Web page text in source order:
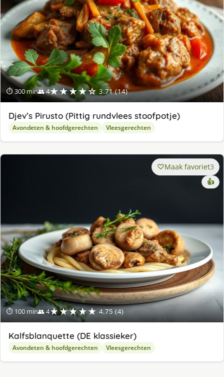
⏱ 300 min👥 4★★★★☆ 3.71 (14)
Djev’s Pirusto (Pittig rundvlees stoofpotje)
Avondeten & hoofdgerechten Vleesgerechten
⏱ 100 min👥 4★★★★★ 4.75 (4)
Maak favoriet3
👍
Kalfsblanquette (DE klassieker)
Avondeten & hoofdgerechten Vleesgerechten